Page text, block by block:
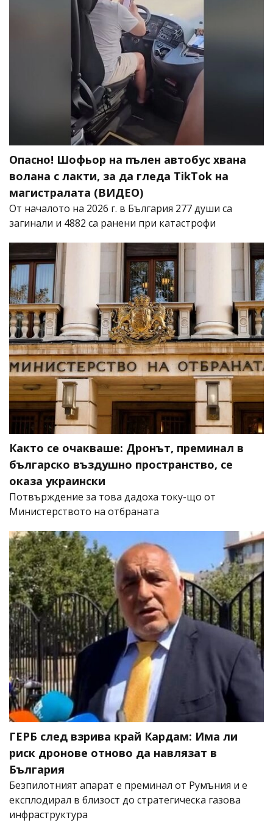
Опасно! Шофьор на пълен автобус хвана
волана с лакти, за да гледа TikTok на
магистралата (ВИДЕО)
От началото на 2026 г. в България 277 души са
загинали и 4882 са ранени при катастрофи
Както се очакваше: Дронът, преминал в
българско въздушно пространство, се
оказа украински
Потвърждение за това дадоха току-що от
Министерството на отбраната
ГЕРБ след взрива край Кардам: Има ли
риск дронове отново да навлязат в
България
Безпилотният апарат е преминал от Румъния и е
експлодирал в близост до стратегическа газова
инфраструктура